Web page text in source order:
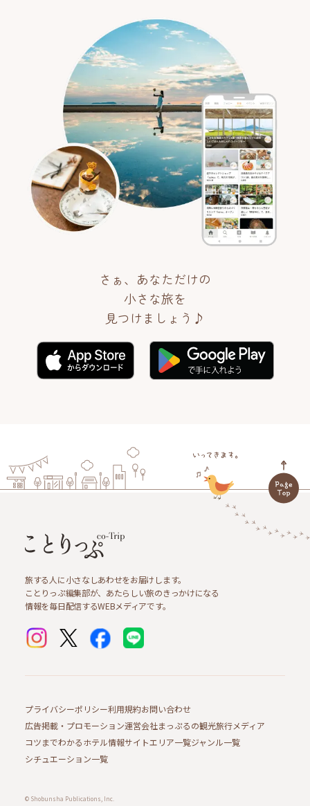
さぁ、あなただけの
小さな旅を
見つけましょう♪
旅する人に小さなしあわせをお届けします。
ことりっぷ編集部が、あたらしい旅のきっかけになる
情報を毎日配信するWEBメディアです。
プライバシーポリシー利用規約お問い合わせ
広告掲載・プロモーション運営会社まっぷるの観光旅行メディア
コツまでわかるホテル情報サイトエリア一覧ジャンル一覧
シチュエーション一覧
© Shobunsha Publications, Inc.